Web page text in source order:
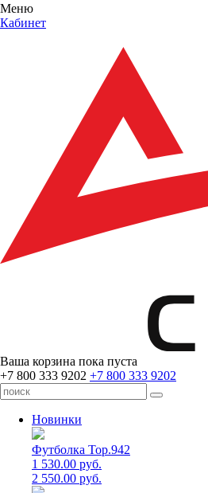
Меню
Кабинет
Ваша корзина пока пуста
+7 800 333 9202 +7 800 333 9202
Новинки
Футболка Top.942
1 530.00 руб.
2 550.00 руб.